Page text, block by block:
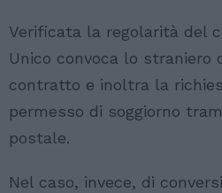
Verificata la regolarità del
Unico convoca lo straniero
contratto e inoltra la
permesso di soggiorno
postale.
Nel caso, invece, di